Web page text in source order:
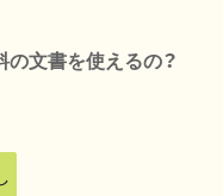
文書を使えるの？